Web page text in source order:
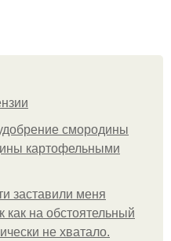
смородины
картофельными
заставили меня
как на обстоятельный
не хватало.